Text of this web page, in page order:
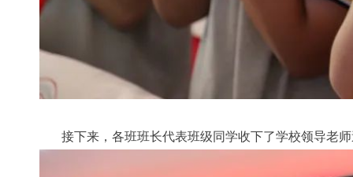
接下来，各班班长代表班级同学收下了学校领导老师